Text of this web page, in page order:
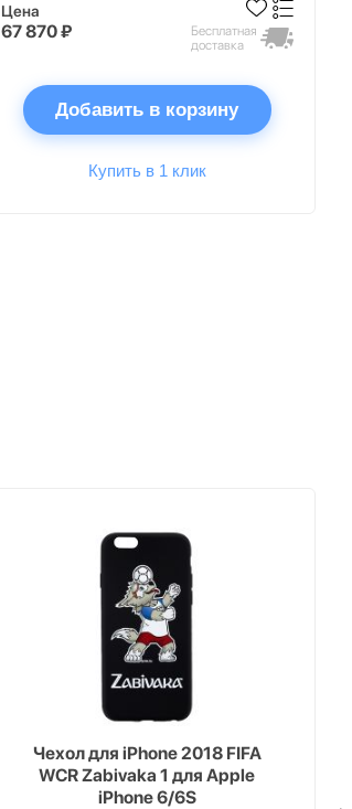
Цена
67 870 ₽
Бесплатная
доставка
Добавить в корзину
Купить в 1 клик
Чехол для iPhone 2018 FIFA
WCR Zabivaka 1 для Apple
iPhone 6/6S